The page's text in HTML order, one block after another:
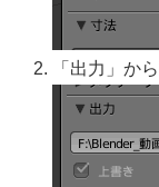
「出力」か